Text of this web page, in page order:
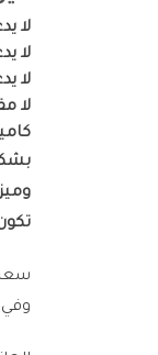
لا
لا
لا
لا
وفي